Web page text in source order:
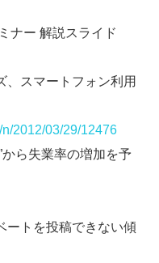
ナー 解説スライド
、スマートフォン利用
2012/03/29/12476
から失業率の増加を予
ートを投稿できない傾